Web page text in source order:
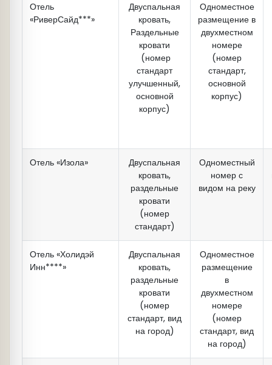
Отель
«РиверСайд***»
Двуспальная
кровать,
Раздельные
кровати
(номер
стандарт
улучшенный,
основной
корпус)
Одноместное
размещение в
двухместном
номере
(номер
стандарт,
основной
корпус)
Отель «Изола»
Двуспальная
кровать,
раздельные
кровати
(номер
стандарт)
Одноместный
номер с
видом на реку
Отель «Холидэй
Инн****»
Двуспальная
кровать,
раздельные
кровати
(номер
стандарт, вид
на город)
Одноместное
размещение
в
двухместном
номере
(номер
стандарт, вид
на город)